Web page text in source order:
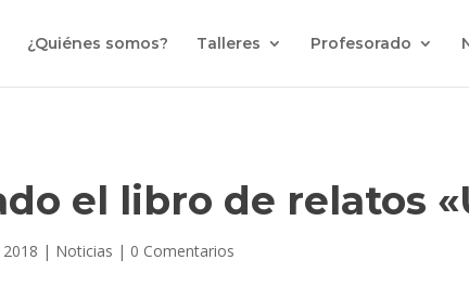
¿Quiénes somos? Talleres Profesorado
el libro de relatos
| Noticias | 0 Comentarios